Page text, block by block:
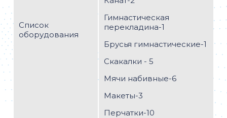
Список
оборудования
Гимнастическая
перекладина-1
Брусья гимнастические-1
Скакалки - 5
Мячи набивные-6
Макеты-3
Перчатки-10